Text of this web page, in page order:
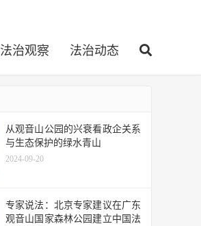
法治观察 法治动态
从观音山公园的兴衰看政企关系
与生态保护的绿水青山
2024-09-20
专家说法：北京专家建议在广东
观音山国家森林公园建立中国法